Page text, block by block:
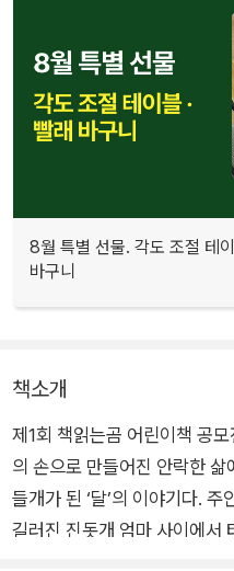
8월 특별 선물. 각도 조절 테
바구니
책소개
제1회 책읽는곰 어린이책 공모
의 손으로 만들어진 안락한
들개가 된 ‘달’의 이야기다.
길러진 진돗개 엄마 사이에서